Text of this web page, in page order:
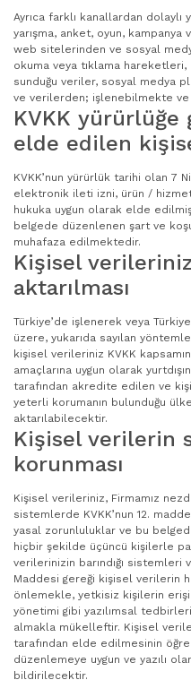
Ayrıca farklı kanallardan
yarışma, anket, oyun, kampanya
web sitelerinden ve sosyal
okuma veya tıklama hareketleri,
sunduğu veriler, sosyal medya
ve verilerden; işlenebilmekte
KVKK yürürlüğe
elde edilen
KVKK’nun yürürlük tarihi olan 7
elektronik ileti izni, ürün /
hukuka uygun olarak elde
belgede düzenlenen şart ve
muhafaza edilmektedir.
Kişisel
aktarılması
Türkiye’de işlenerek veya
üzere, yukarıda sayılan
kişisel verileriniz KVKK
amaçlarına uygun olarak
tarafından akredite edilen ve
yeterli korumanın bulunduğu
aktarılabilecektir.
Kişisel verilerin
korunması
Kişisel verileriniz, Firmamız
sistemlerde KVKK’nun 12.
yasal zorunluluklar ve bu
hiçbir şekilde üçüncü kişilerle
verilerinizin barındığı sistemleri
Maddesi gereği kişisel verilerin
önlemekle, yetkisiz kişilerin
yönetimi gibi yazılımsal
almakla mükelleftir. Kişisel
tarafından elde edilmesinin
düzenlemeye uygun ve yazılı
bildirilecektir.